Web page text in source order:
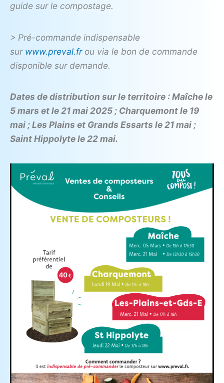
guide sur le compostage.
> Pré-commande indispensable
sur www.preval.frou via le bon de commande
disponible sur demande.
Dates de distribution sur le territoire : Maîche le
5 mars et le 21 mai 2025 ; Charquemont le 19
mai ; Les Plains et Grands Essarts le 21 mai ;
Saint Hippolyte le 22 mai.